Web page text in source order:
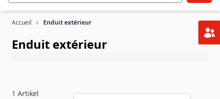
Accueil Enduit extérieur
Enduit extérieur
1 Artikel